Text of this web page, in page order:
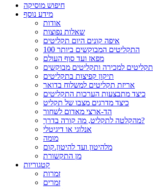
חיפוש מוסיקה
מידע נוסף
אודות
שאלות נפוצות
איפה קונים היום תקליטים
100 התקליטים המבוקשים ביותר
מפאז ועד סוף העולם
תקליטים למכירה ותקליטים מבוקשים
תיקון קפיצות בתקליטים
אריזת תקליטים למשלוח בדואר
כיצד מתבצעות הערכות התקליטים
כיצד מדרגים מצבו של תקליט
הד-ארצי מאדום לשחור
מהקלטה לתקליט, מה קורה בדרך?
אנלוגי או דיגיטלי
מומה
מלהיטון ועד להיטון.קום
מן התקשורת
קטגוריות
זמרות
זמרים